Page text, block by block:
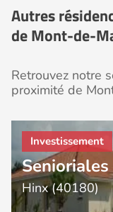
Autres
de Mont-de-
Retrouvez notre
proximité de
Hinx (40180)